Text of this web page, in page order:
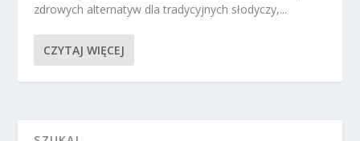
zdrowych alternatyw dla tradycyjnych słodyczy,...
CZYTAJ WIĘCEJ